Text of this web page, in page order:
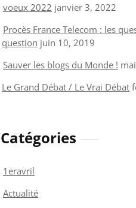
voeux 2022 janvier 3, 2022
Procès France Telecom : les
question juin 10, 2019
Sauver les blogs du Monde !
Le Grand Débat / Le Vrai Débat
Catégories
1eravril
Actualité